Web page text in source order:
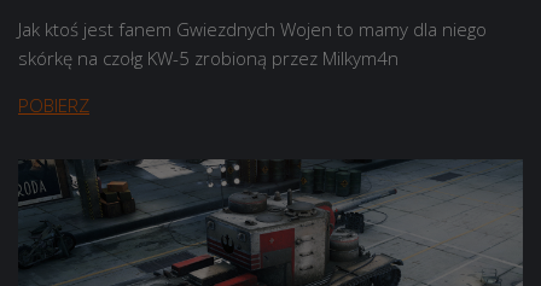
Jak ktoś jest fanem Gwiezdnych Wojen to mamy dla niego
skórkę na czołg KW-5 zrobioną przez Milkym4n
POBIERZ